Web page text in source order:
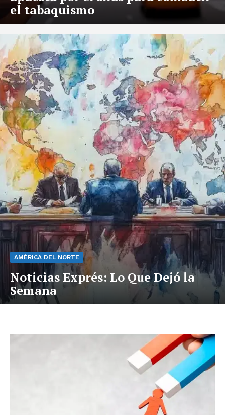
el tabaquismo
AMÉRICA DEL NORTE
Noticias Exprés: Lo Que Dejó la
Semana